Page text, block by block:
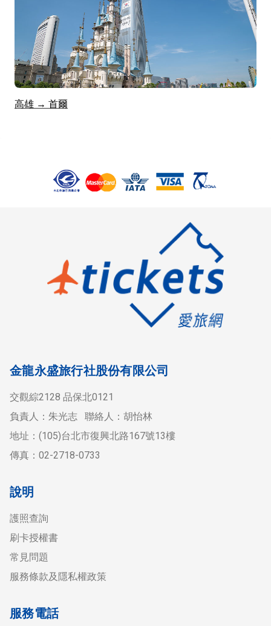
高雄 → 首爾
金龍永盛旅行社股份有限公司
交觀綜2128 品保北0121
負責人：朱光志 聯絡人：胡怡林
地址：(105)台北市復興北路167號13樓
傳真：02-2718-0733
說明
護照查詢
刷卡授權書
常見問題
服務條款及隱私權政策
服務電話